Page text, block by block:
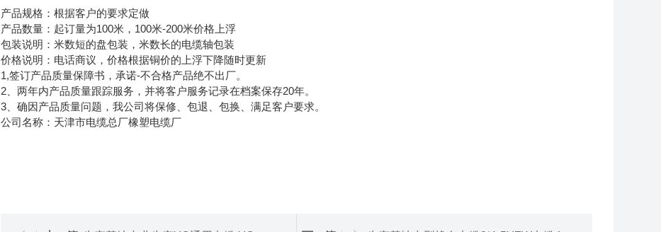
产品规格：根据客户的要求定做
产品数量：起订量为100米，100米-200米价格上浮
包装说明：米数短的盘包装，米数长的电缆轴包装
价格说明：电话商议，价格根据铜价的上浮下降随时更新
1,签订产品质量保障书，承诺-不合格产品绝不出厂。
2、两年内产品质量跟踪服务，并将客户服务记录在档案保存20年。
3、确因产品质量问题，我公司将保修、包退、包换、满足客户要求。
公司名称：天津市电缆总厂橡塑电缆厂